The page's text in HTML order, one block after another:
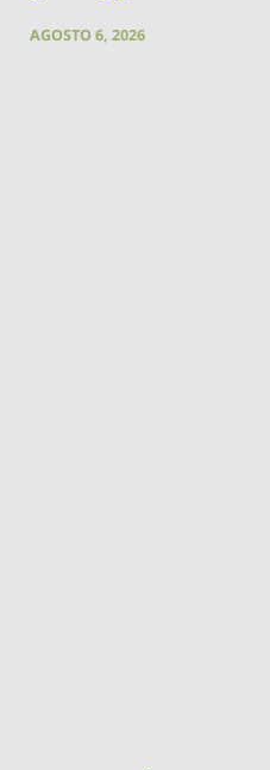
AGOSTO 6, 2026